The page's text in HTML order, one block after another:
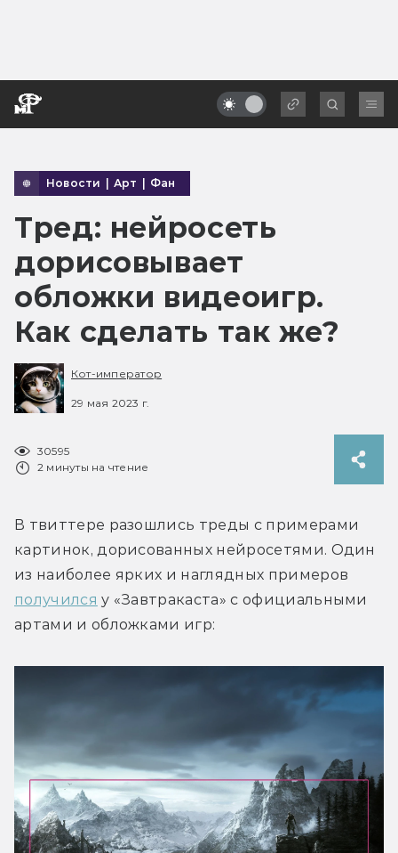
Новости | Арт | Фан
Тред: нейросеть
дорисовывает
обложки видеоигр.
Как сделать так же?
Кот-император
29 мая 2023 г.
30595
2 минуты на чтение
В твиттере разошлись треды с примерами
картинок, дорисованных нейросетями. Один
получился у «Завтракаста» с официальными
артами и обложками игр: